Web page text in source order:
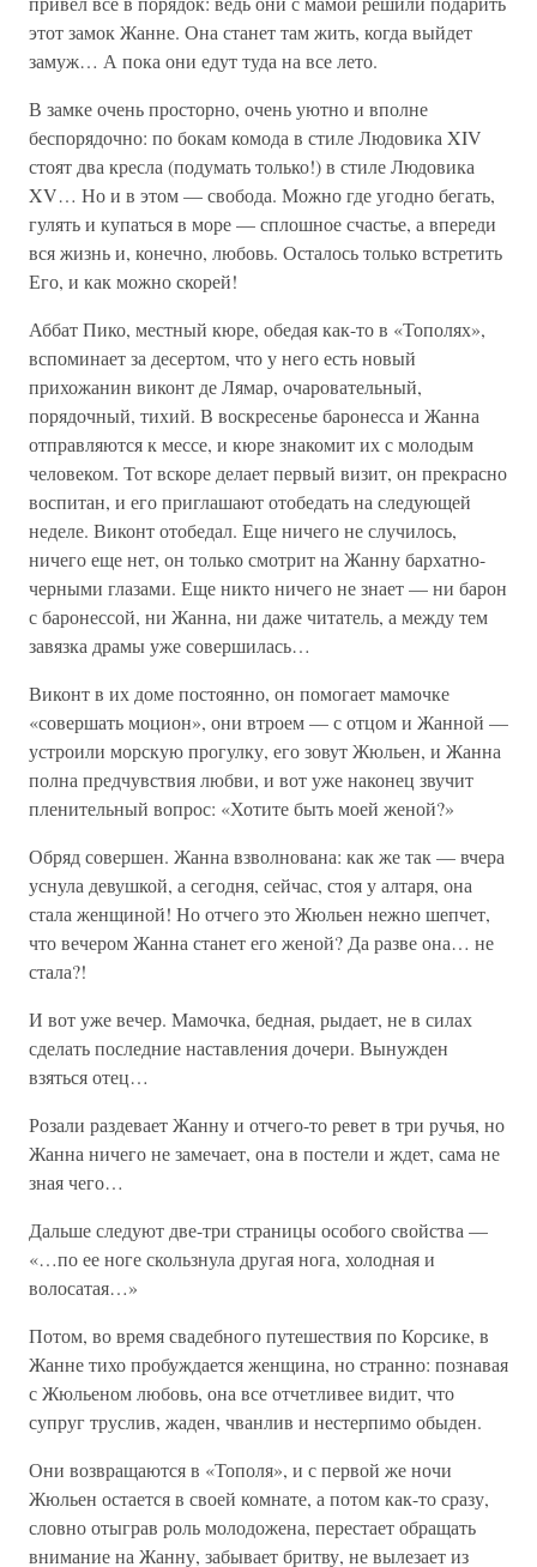
этот замок Жанне. Она станет там жить, когда выйдет
замуж… А пока они едут туда на все лето.
В замке очень просторно, очень уютно и вполне
беспорядочно: по бокам комода в стиле Людовика XIV
стоят два кресла (подумать только!) в стиле Людовика
XV… Но и в этом — свобода. Можно где угодно бегать,
гулять и купаться в море — сплошное счастье, а впереди
вся жизнь и, конечно, любовь. Осталось только встретить
Его, и как можно скорей!
Аббат Пико, местный кюре, обедая как-то в «Тополях»,
вспоминает за десертом, что у него есть новый
прихожанин виконт де Лямар, очаровательный,
порядочный, тихий. В воскресенье баронесса и Жанна
отправляются к мессе, и кюре знакомит их с молодым
человеком. Тот вскоре делает первый визит, он прекрасно
воспитан, и его приглашают отобедать на следующей
неделе. Виконт отобедал. Еще ничего не случилось,
ничего еще нет, он только смотрит на Жанну бархатно-
черными глазами. Еще никто ничего не знает — ни барон
с баронессой, ни Жанна, ни даже читатель, а между тем
завязка драмы уже совершилась…
Виконт в их доме постоянно, он помогает мамочке
«совершать моцион», они втроем — с отцом и Жанной —
устроили морскую прогулку, его зовут Жюльен, и Жанна
полна предчувствия любви, и вот уже наконец звучит
пленительный вопрос: «Хотите быть моей женой?»
Обряд совершен. Жанна взволнована: как же так — вчера
уснула девушкой, а сегодня, сейчас, стоя у алтаря, она
стала женщиной! Но отчего это Жюльен нежно шепчет,
что вечером Жанна станет его женой? Да разве она… не
стала?!
И вот уже вечер. Мамочка, бедная, рыдает, не в силах
сделать последние наставления дочери. Вынужден
взяться отец…
Розали раздевает Жанну и отчего-то ревет в три ручья, но
Жанна ничего не замечает, она в постели и ждет, сама не
зная чего…
Дальше следуют две-три страницы особого свойства —
«…по ее ноге скользнула другая нога, холодная и
волосатая…»
Потом, во время свадебного путешествия по Корсике, в
Жанне тихо пробуждается женщина, но странно: познавая
с Жюльеном любовь, она все отчетливее видит, что
супруг труслив, жаден, чванлив и нестерпимо обыден.
Они возвращаются в «Тополя», и с первой же ночи
Жюльен остается в своей комнате, а потом как-то сразу,
словно отыграв роль молодожена, перестает обращать
внимание на Жанну, забывает бритву, не вылезает из